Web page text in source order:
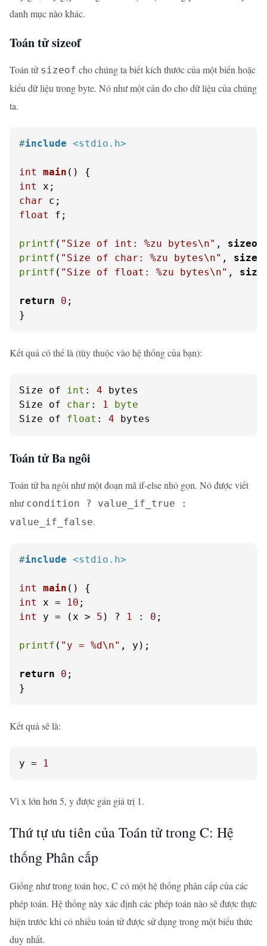
danh mục nào khác.
Toán tử sizeof
Toán tử sizeof cho chúng ta biết kích thước của một biến hoặc
kiểu dữ liệu trong byte. Nó như một cân đo cho dữ liệu của chúng
ta.
#include <stdio.h>
int main ()
int
char
float
f;
printf ( "Size of int: %zu bytes\n" , sizeof
printf ( "Size of char: %zu bytes\n" ,
printf ( "Size of float: %zu bytes\n" ,
return 0 ;
}
Kết quả có thể là (tùy thuộc vào hệ thống của bạn):
Size of int : 4 bytes
Size of char : 1
byte
Size of float : 4 bytes
Toán tử Ba ngôi
Toán tử ba ngôi như một đoạn mã if-else nhỏ gọn. Nó được viết
như condition ? value_if_true :
value_if_false.
#include <stdio.h>
int main ()
int
x = 10
int
y = (x > 5 ) ? 1 : 0 ;
printf ( "y = %d\n" , y);
return 0 ;
}
Kết quả sẽ là:
y = 1
Vì x lớn hơn 5, y được gán giá trị 1.
Thứ tự ưu tiên của Toán tử trong C: Hệ
thống Phân cấp
Giống như trong toán học, C có một hệ thống phân cấp của các
phép toán. Hệ thống này xác định các phép toán nào sẽ được thực
hiện trước khi có nhiều toán tử được sử dụng trong một biểu thức
duy nhất.